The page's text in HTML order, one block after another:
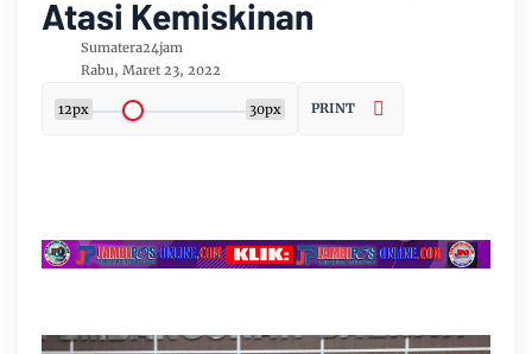
Atasi Kemiskinan
Sumatera24jam
Rabu, Maret 23, 2022
12px 30px PRINT